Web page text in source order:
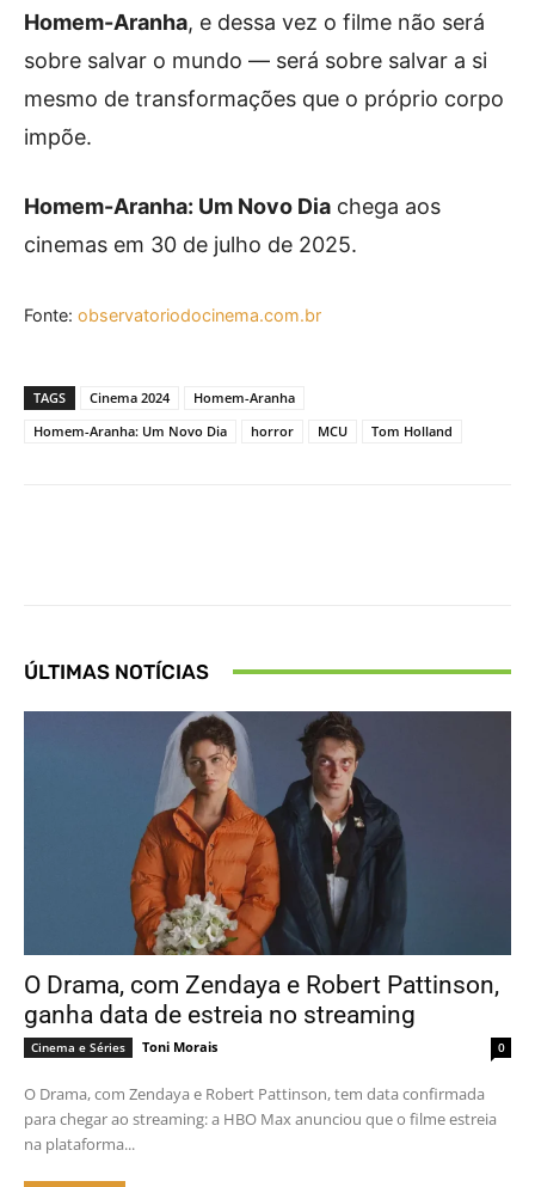
Homem-Aranha, e dessa vez o filme não será
sobre salvar o mundo — será sobre salvar a si
mesmo de transformações que o próprio corpo
impõe.
Homem-Aranha: Um Novo Dia chega aos
cinemas em 30 de julho de 2025.
Fonte: observatoriodocinema.com.br
TAGS Cinema 2024
Homem-Aranha
Homem-Aranha: Um Novo Dia
horror MCU Tom Holland
ÚLTIMAS NOTÍCIAS
O Drama, com Zendaya e Robert Pattinson,
ganha data de estreia no streaming
Cinema e Séries Toni Morais 0
O Drama, com Zendaya e Robert Pattinson, tem data confirmada
para chegar ao streaming: a HBO Max anunciou que o filme estreia
na plataforma...